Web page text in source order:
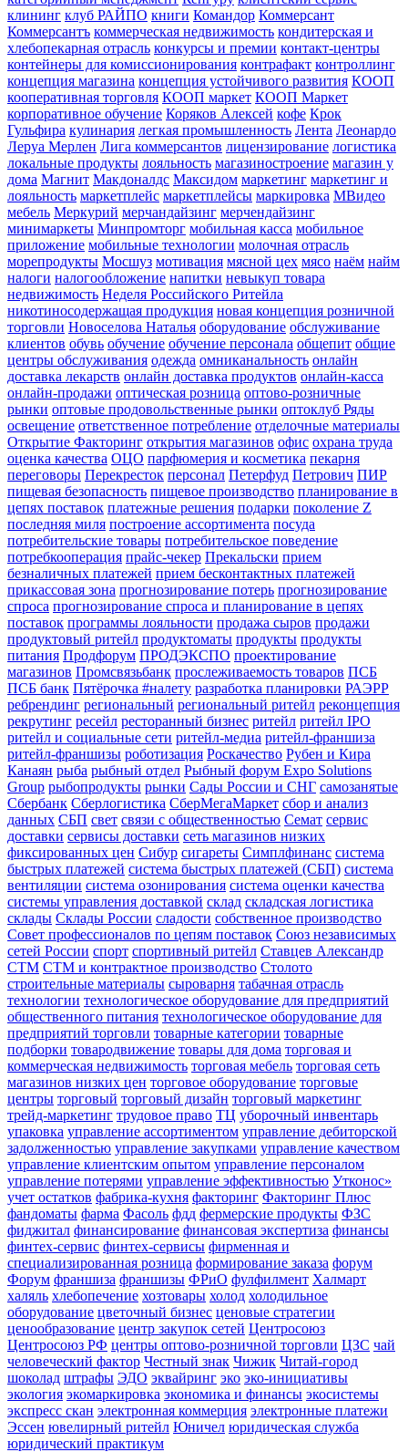
клининг клуб РАЙПО книги Командор Коммерсант
Коммерсантъ коммерческая недвижимость кондитерская и
хлебопекарная отрасль конкурсы и премии контакт-центры
контейнеры для комиссионирования контрафакт контроллинг
концепция магазина концепция устойчивого развития КООП
кооперативная торговля КООП маркет КООП Маркет
корпоративное обучение Коряков Алексей кофе Крок
Гульфира кулинария легкая промышленность Лента Леонардо
Леруа Мерлен Лига коммерсантов лицензирование логистика
локальные продукты лояльность магазиностроение магазин у
дома Магнит Макдоналдс Максидом маркетинг маркетинг и
лояльность маркетплейс маркетплейсы маркировка МВидео
мебель Меркурий мерчандайзинг мерчендайзинг
минимаркеты Минпромторг мобильная касса мобильное
приложение мобильные технологии молочная отрасль
морепродукты Мосшуз мотивация мясной цех мясо наём найм
налоги налогообложение напитки невыкуп товара
недвижимость Неделя Российского Ритейла
никотиносодержащая продукция новая концепция розничной
торговли Новоселова Наталья оборудование обслуживание
клиентов обувь обучение обучение персонала общепит общие
центры обслуживания одежда омниканальность онлайн
доставка лекарств онлайн доставка продуктов онлайн-касса
онлайн-продажи оптическая розница оптово-розничные
рынки оптовые продовольственные рынки оптоклуб Ряды
освещение ответственное потребление отделочные материалы
Открытие Факторинг открытия магазинов офис охрана труда
оценка качества ОЦО парфюмерия и косметика пекарня
переговоры Перекресток персонал Петерфуд Петрович ПИР
пищевая безопасность пищевое производство планирование в
цепях поставок платежные решения подарки поколение Z
последняя миля построение ассортимента посуда
потребительские товары потребительское поведение
потребкооперация прайс-чекер Прекальски прием
безналичных платежей прием бесконтактных платежей
прикассовая зона прогнозирование потерь прогнозирование
спроса прогнозирование спроса и планирование в цепях
поставок программы лояльности продажа сыров продажи
продуктовый ритейл продуктоматы продукты продукты
питания Продфорум ПРОДЭКСПО проектирование
магазинов Промсвязьбанк прослеживаемость товаров ПСБ
ПСБ банк Пятёрочка #налету разработка планировки РАЭРР
ребрендинг региональный региональный ритейл реконцепция
рекрутинг ресейл ресторанный бизнес ритейл ритейл IPO
ритейл и социальные сети ритейл-медиа ритейл-франшиза
ритейл-франшизы роботизация Роскачество Рубен и Кира
Канаян рыба рыбный отдел Рыбный форум Expo Solutions
Group рыбопродукты рынки Сады России и СНГ самозанятые
Сбербанк Сберлогистика СберМегаМаркет сбор и анализ
данных СБП свет связи с общественностью Семат сервис
доставки сервисы доставки сеть магазинов низких
фиксированных цен Сибур сигареты Симплфинанс система
быстрых платежей система быстрых платежей (СБП) система
вентиляции система озонирования система оценки качества
системы управления доставкой склад складская логистика
склады Склады России сладости собственное производство
Совет профессионалов по цепям поставок Союз независимых
сетей России спорт спортивный ритейл Ставцев Александр
СТМ СТМ и контрактное производство Столото
строительные материалы сыроварня табачная отрасль
технологии технологическое оборудование для предприятий
общественного питания технологическое оборудование для
предприятий торговли товарные категории товарные
подборки товародвижение товары для дома торговая и
коммерческая недвижимость торговая мебель торговая сеть
магазинов низких цен торговое оборудование торговые
центры торговый торговый дизайн торговый маркетинг
трейд-маркетинг трудовое право ТЦ уборочный инвентарь
упаковка управление ассортиментом управление дебиторской
задолженностью управление закупками управление качеством
управление клиентским опытом управление персоналом
управление потерями управление эффективностью Утконос»
учет остатков фабрика-кухня факторинг Факторинг Плюс
фандоматы фарма Фасоль фдд фермерские продукты ФЗС
фиджитал финансирование финансовая экспертиза финансы
финтех-сервис финтех-сервисы фирменная и
специализированная розница формирование заказа форум
Форум франшиза франшизы ФРиО фулфилмент Халмарт
халяль хлебопечение хозтовары холод холодильное
оборудование цветочный бизнес ценовые стратегии
ценообразование центр закупок сетей Центросоюз
Центросоюз РФ центры оптово-розничной торговли ЦЗС чай
человеческий фактор Честный знак Чижик Читай-город
шоколад штрафы ЭДО эквайринг эко эко-инициативы
экология экомаркировка экономика и финансы экосистемы
экспресс скан электронная коммерция электронные платежи
Эссен ювелирный ритейл Юничел юридическая служба
юридический практикум